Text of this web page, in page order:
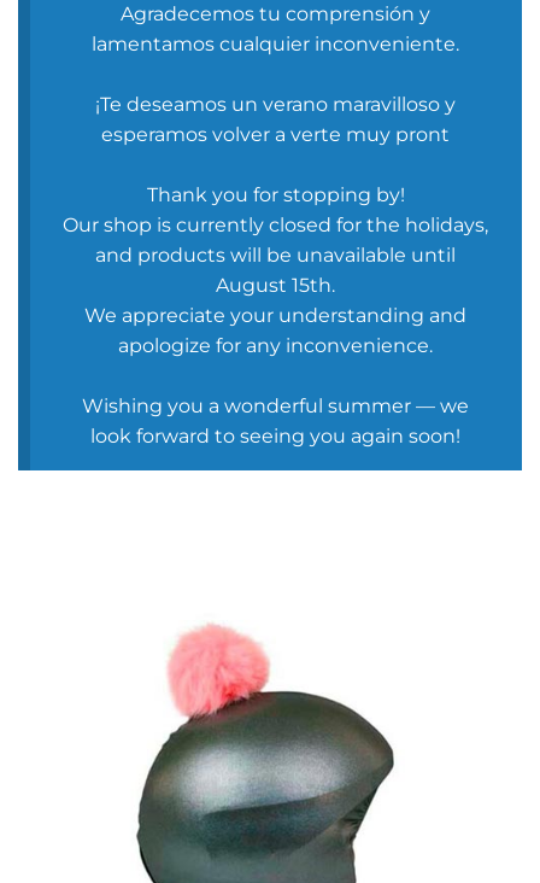
Agradecemos tu comprensión y
lamentamos cualquier inconveniente.
¡Te deseamos un verano maravilloso y
esperamos volver a verte muy pront
Thank you for stopping by!
Our shop is currently closed for the holidays,
and products will be unavailable until
August 15th.
We appreciate your understanding and
apologize for any inconvenience.
Wishing you a wonderful summer — we
look forward to seeing you again soon!